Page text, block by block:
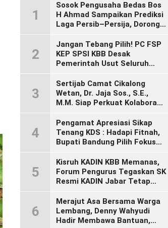
1
Sosok Pengusaha Bedas Bos
H Ahmad Sampaikan Prediksi
Laga Persib–Persija, Dorong
Berada
2
Jangan Tebang Pilih! PC FSP
KEP SPSI KBB Desak
Pemerintah Usut Seluruh
Langgar Hak Pekerja Pasca
Sidak KDM”
3
Sertijab Camat Cikalong
Wetan, Dr. Jaja Sos., S.E.,
M.M. Siap Perkuat Kolaborasi
Lebih Maju dan Sejahtera
4
Pengamat Apresiasi Sikap
Tenang KDS : Hadapi Fitnah,
Bupati Bandung Pilih Fokus
5
Kisruh KADIN KBB Memanas,
Forum Pengurus Tegaskan SK
Resmi KADIN Jabar Tetap
Segera Bertindak
6
Merajut Asa Bersama Warga
Lembang, Denny Wahyudi
Hadir Membawa Bantuan,